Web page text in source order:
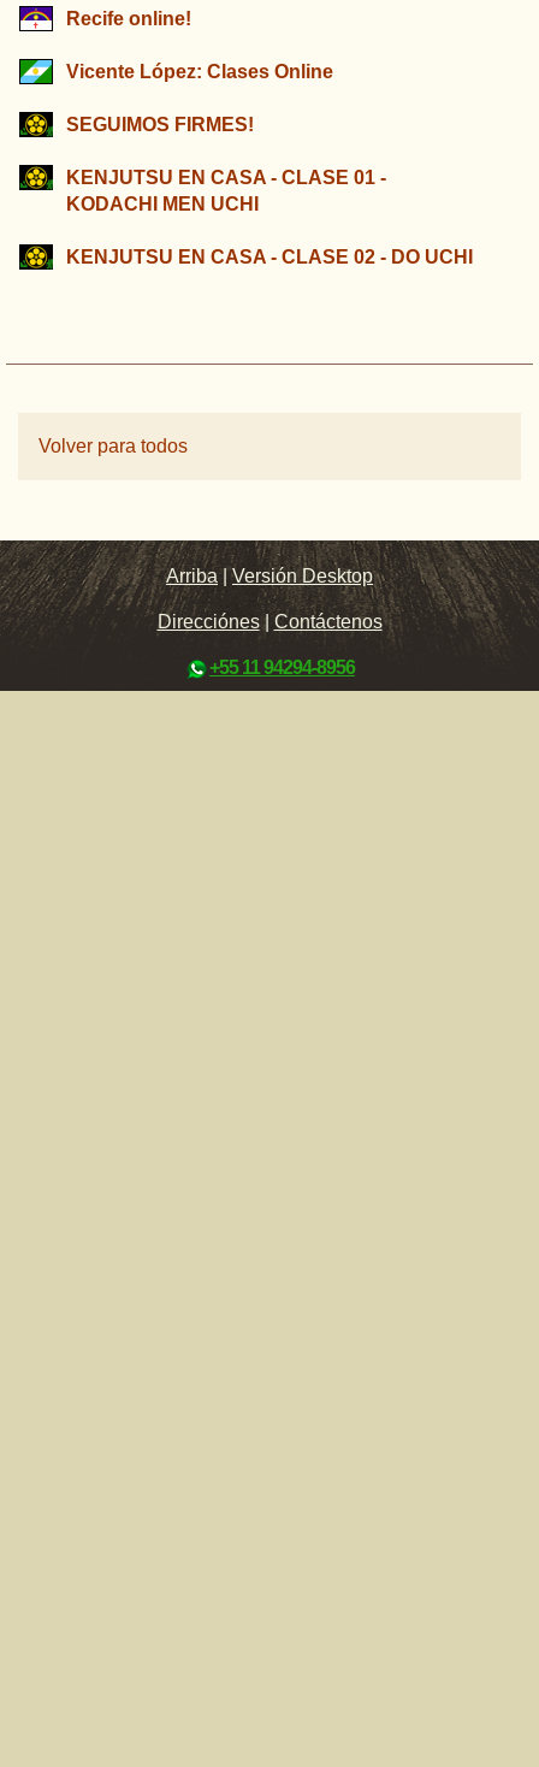
Recife online!
Vicente López: Clases Online
SEGUIMOS FIRMES!
KENJUTSU EN CASA - CLASE 01 -
KODACHI MEN UCHI
KENJUTSU EN CASA - CLASE 02 - DO UCHI
Volver para todos
Arriba |Versión Desktop
Direcciónes| Contáctenos
+55 11 94294-8956